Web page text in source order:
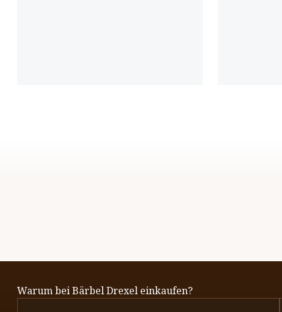
Warum bei Bärbel Drexel einkaufen?